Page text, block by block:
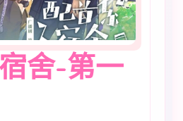
舍-第一